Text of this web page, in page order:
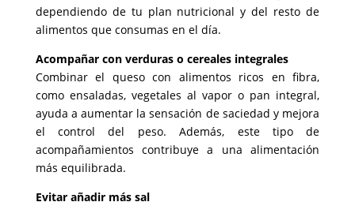
dependiendo de tu plan nutricional y del resto de
alimentos que consumas en el día.
Acompañar con verduras o cereales integrales
Combinar el queso con alimentos ricos en fibra,
como ensaladas, vegetales al vapor o pan integral,
ayuda a aumentar la sensación de saciedad y mejora
el control del peso. Además, este tipo de
acompañamientos contribuye a una alimentación
más equilibrada.
Evitar añadir más sal